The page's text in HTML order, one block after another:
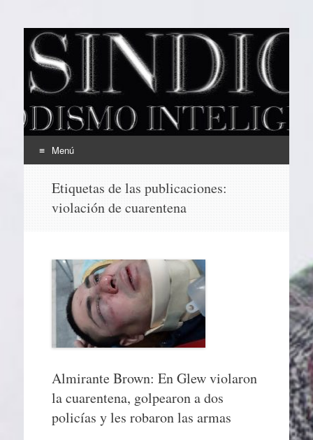
EL SINDICAL
Periodismo Inteligente
Menú
contenido
Etiquetas de las publicaciones:
violación de cuarentena
Almirante Brown: En Glew violaron
la cuarentena, golpearon a dos
policías y les robaron las armas